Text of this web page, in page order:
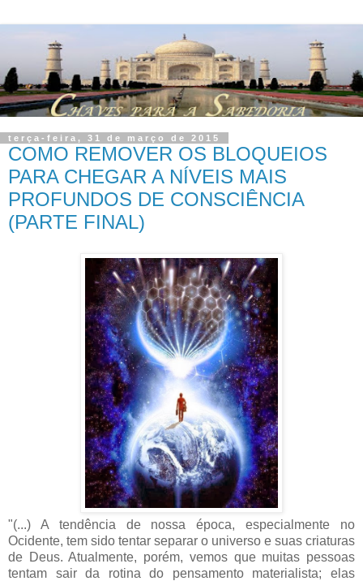
terça-feira, 31 de março de 2015
COMO REMOVER OS BLOQUEIOS
PARA CHEGAR A NÍVEIS MAIS
PROFUNDOS DE CONSCIÊNCIA
(PARTE FINAL)
"(...) A tendência de nossa época, especialmente no
Ocidente, tem sido tentar separar o universo e suas criaturas
de Deus. Atualmente, porém, vemos que muitas pessoas
tentam sair da rotina do pensamento materialista; elas